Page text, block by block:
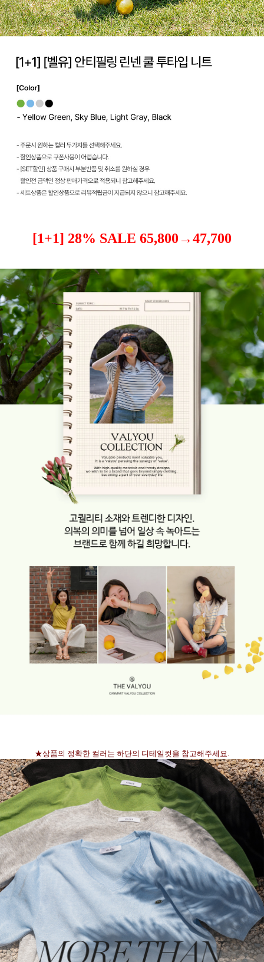
[1+1] 28% SALE 65,800→47,700
★상품의 정확한 컬러는 하단의 디테일컷을 참고해주세요.